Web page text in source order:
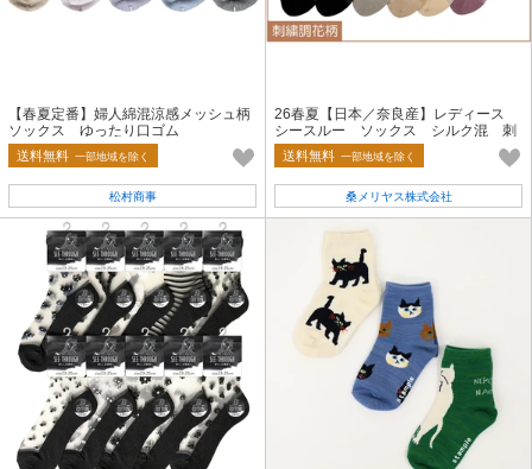
【春夏定番】婦人綿混涼感メッシュ柄
ソックス ゆったり口ゴム
送料無料 一部地域を除く
松村商事
26春夏【日本／奈良産】レディース
シースルー ソックス シルク混 刺
繍調花
送料無料 一部地域を除く
桑メリヤス株式会社